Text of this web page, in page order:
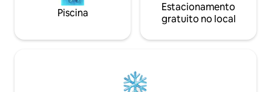
Piscina
Estacionamento
gratuito no local